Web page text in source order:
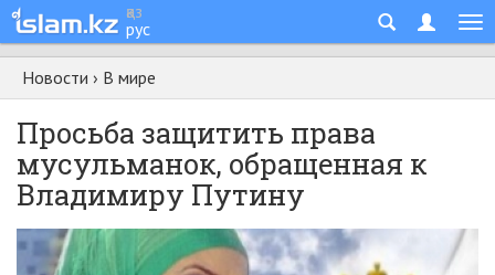
қаз
рус
Новости › В мире
Просьба защитить права
мусульманок, обращенная к
Владимиру Путину